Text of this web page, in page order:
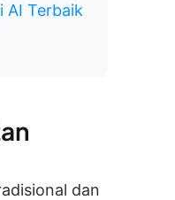
AI Terbaik
dan